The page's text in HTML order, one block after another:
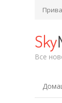
Sky
Все